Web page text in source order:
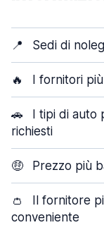
📍 Sedi di
🔥 I fornitori
🚗
I tipi di auto
richiesti
🤑 Prezzo più
👛
Il fornitore
conveniente